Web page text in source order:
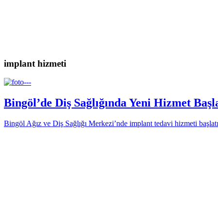
implant hizmeti
Bingöl’de Diş Sağlığında Yeni Hizmet
Bingöl Ağız ve Diş Sağlığı Merkezi’nde implant tedavi hizmeti